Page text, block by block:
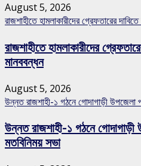
August 5, 2026
রাজশাহীতে হামলাকারীদের গ্রেফতারের
রাজশাহীতে হামলাকারীদের
মানববন্ধন
August 5, 2026
উন্নত রাজশাহী-১ গঠনে গোদাগাড়ী উপজেলা
উন্নত রাজশাহী-১ গঠনে গোদাগাড়ী
মতবিনিময় সভা